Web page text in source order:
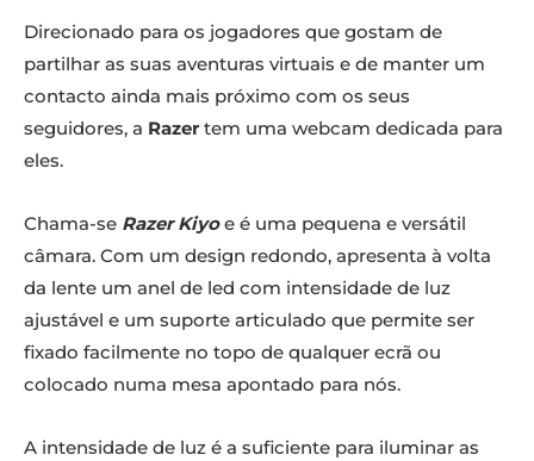
Direcionado para os jogadores que gostam de
partilhar as suas aventuras virtuais e de manter um
contacto ainda mais próximo com os seus
seguidores, a Razer tem uma webcam dedicada para
eles.
Chama-se Razer Kiyoe é uma pequena e versátil
câmara. Com um design redondo, apresenta à volta
da lente um anel de led com intensidade de luz
ajustável e um suporte articulado que permite ser
fixado facilmente no topo de qualquer ecrã ou
colocado numa mesa apontado para nós.
A intensidade de luz é a suficiente para iluminar as